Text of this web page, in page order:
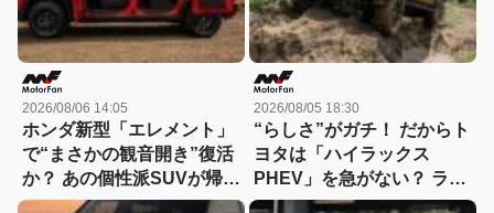
2026/08/06 14:05
ホンダ新型「エレメント」
で“まさかの観音開き”復活
か？ あの個性派SUVが帰っ
てくる可能性
2026/08/05 18:30
“らしさ”がガチ！ だからト
ヨタは「ハイラックス
PHEV」を急がない？ ライ
バルとは異なる電動化戦略